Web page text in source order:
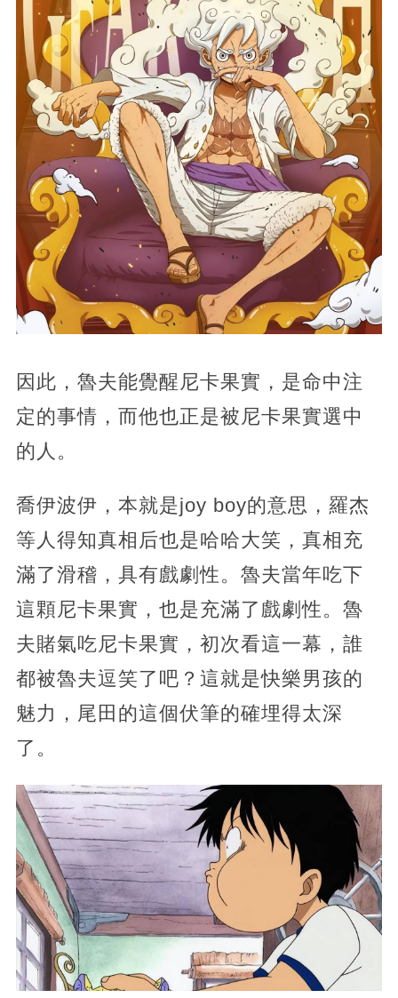
因此，魯夫能覺醒尼卡果實，是命中注
定的事情，而他也正是被尼卡果實選中
的人。
喬伊波伊，本就是joy boy的意思，羅杰
等人得知真相后也是哈哈大笑，真相充
滿了滑稽，具有戲劇性。魯夫當年吃下
這顆尼卡果實，也是充滿了戲劇性。魯
夫賭氣吃尼卡果實，初次看這一幕，誰
都被魯夫逗笑了吧？這就是快樂男孩的
魅力，尾田的這個伏筆的確埋得太深
了。